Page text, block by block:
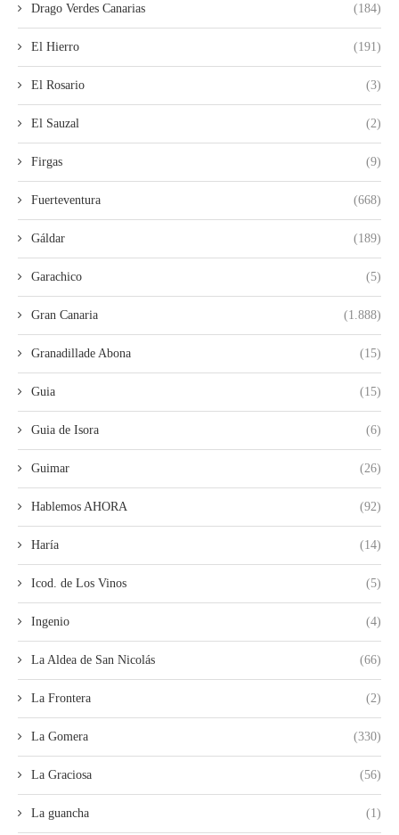
Drago Verdes Canarias (184)
El Hierro (191)
El Rosario (3)
El Sauzal (2)
Firgas (9)
Fuerteventura (668)
Gáldar (189)
Garachico (5)
Gran Canaria (1.888)
Granadillade Abona (15)
Guia (15)
Guia de Isora (6)
Guimar (26)
Hablemos AHORA (92)
Haría (14)
Icod. de Los Vinos (5)
Ingenio (4)
La Aldea de San Nicolás (66)
La Frontera (2)
La Gomera (330)
La Graciosa (56)
La guancha (1)